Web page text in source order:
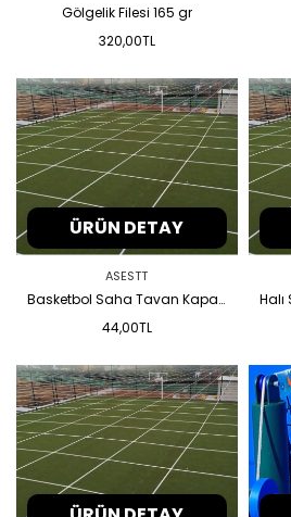
Gölgelik Filesi 165 gr
320,00TL
ASESTT
Basketbol Saha Tavan Kapama Filesi
44,00TL
ÜRÜN DETAY